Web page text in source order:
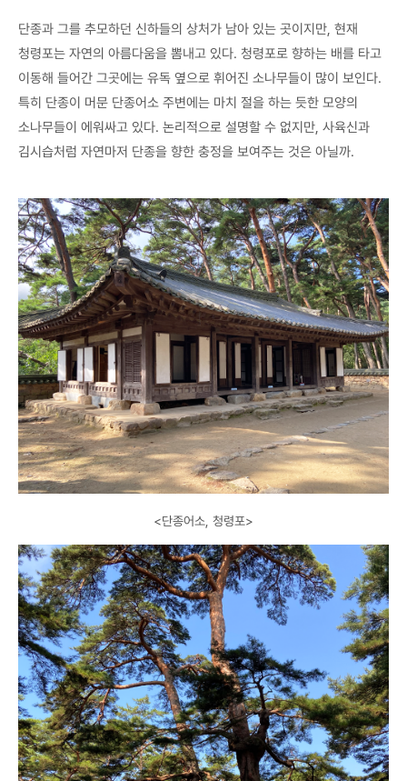
단종과 그를 추모하던 신하들의 상처가 남아 있는 곳이지만, 현재
청령포는 자연의 아름다움을 뽐내고 있다. 청령포로 향하는 배를 타고
이동해 들어간 그곳에는 유독 옆으로 휘어진 소나무들이 많이 보인다.
특히 단종이 머문 단종어소 주변에는 마치 절을 하는 듯한 모양의
소나무들이 에워싸고 있다. 논리적으로 설명할 수 없지만, 사육신과
김시습처럼 자연마저 단종을 향한 충정을 보여주는 것은 아닐까.
<단종어소, 청령포>